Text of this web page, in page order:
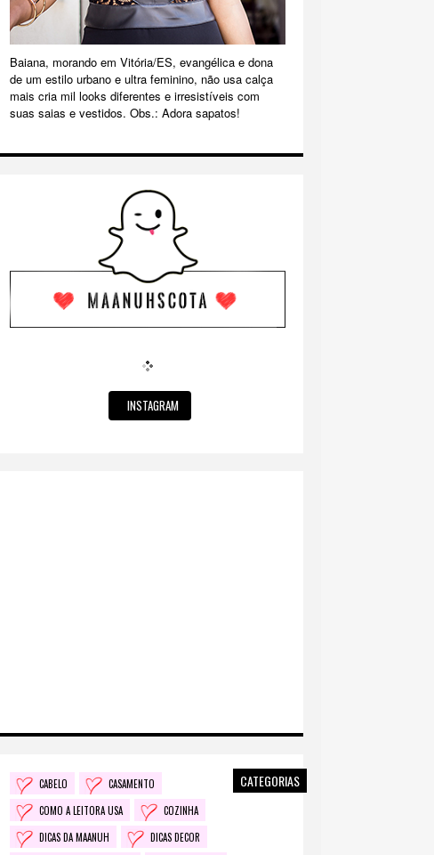
Baiana, morando em Vitória/ES, evangélica e dona
de um estilo urbano e ultra feminino, não usa calça
mais cria mil looks diferentes e irresistíveis com
suas saias e vestidos. Obs.: Adora sapatos!
INSTAGRAM
CATEGORIAS
CABELO
CASAMENTO
COMO A LEITORA USA
COZINHA
DICAS DA MAANUH
DICAS DECOR